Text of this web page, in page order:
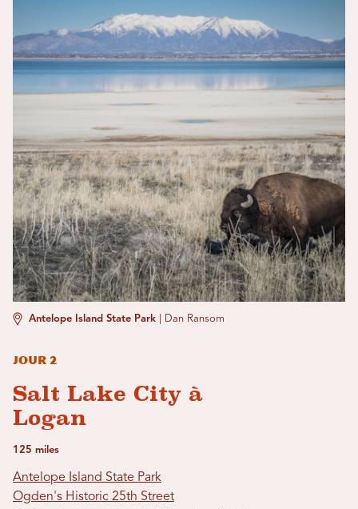
Antelope Island State Park Dan Ransom
Jour 2
Salt Lake City à
Logan
125 miles
Antelope Island State Park
Ogden's Historic 25th Street